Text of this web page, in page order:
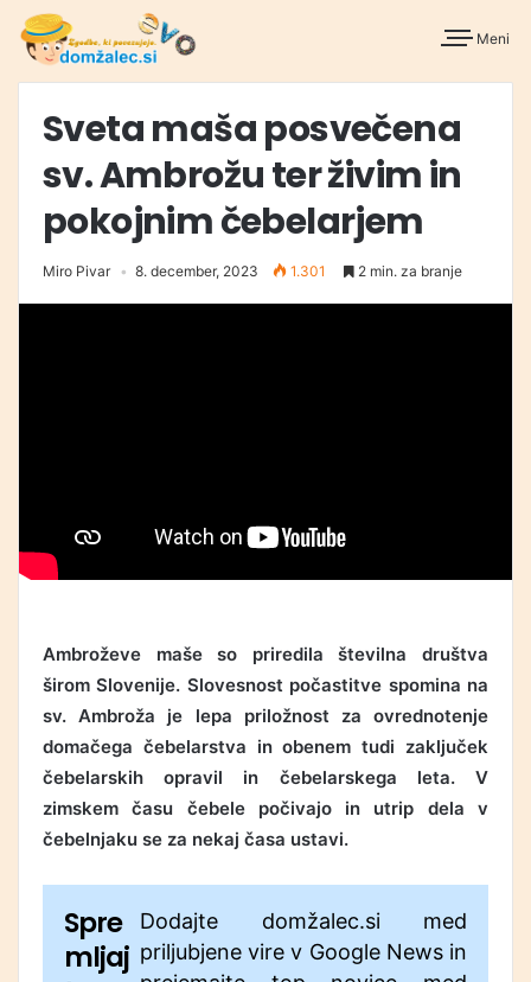
Meni
Sveta maša posvečena
sv. Ambrožu ter živim in
pokojnim čebelarjem
Miro Pivar 8. december, 2023 1.301 2 min. za branje
Ambroževe maše so priredila številna društva
širom Slovenije. Slovesnost počastitve spomina na
sv. Ambroža je lepa priložnost za ovrednotenje
domačega čebelarstva in obenem tudi zaključek
čebelarskih opravil in čebelarskega leta. V
zimskem času čebele počivajo in utrip dela v
čebelnjaku se za nekaj časa ustavi.
Spre
mljaj
Dodajte domžalec.si med
priljubjene vire v Google News in